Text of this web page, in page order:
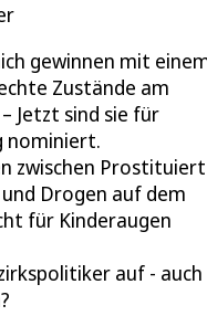
gewinnen mit
Zustände am
Jetzt sind sie für
nominiert.
zwischen
Drogen auf dem
für Kinderaugen
auf - auch